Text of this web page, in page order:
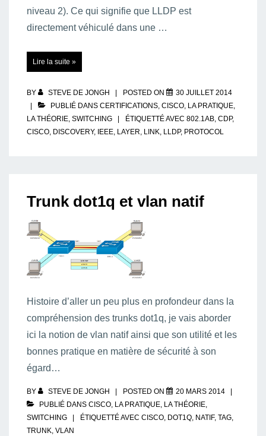
niveau 2). Ce qui signifie que LLDP est
directement véhiculé dans une …
(Link
Lire la suite »
BY STEVE DE JONGH POSTED ON
30 JUILLET 2014
PUBLIÉ DANS CERTIFICATIONS CISCO LA PRATIQUE
LA THÉORIE SWITCHING ÉTIQUETTÉ AVEC 802.1AB CDP,
CISCO DISCOVERY, IEEE LAYER LINK LLDP, PROTOCOL
Trunk dot1q et vlan natif
Histoire d’aller un peu plus en profondeur dans la
compréhension des trunks dot1q, je vais aborder
ici la notion de vlan natif ainsi que son utilité et les
bonnes pratique en matière de sécurité à son
égard…
BY STEVE DE JONGH POSTED ON
20 MARS 2014
PUBLIÉ DANS CISCO, LA PRATIQUE, LA THÉORIE,
SWITCHING
ÉTIQUETTÉ AVEC CISCO, DOT1Q, NATIF, TAG,
TRUNK, VLAN